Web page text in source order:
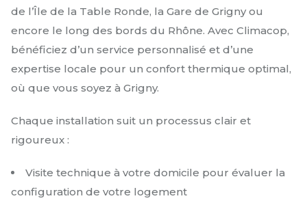
de l’Île de la Table Ronde, la Gare de Grigny ou
encore le long des bords du Rhône. Avec Climacop,
bénéficiez d’un service personnalisé et d’une
expertise locale pour un confort thermique optimal,
où que vous soyez à Grigny.
Chaque installation suit un processus clair et
rigoureux :
Visite technique à votre domicile pour évaluer la
configuration de votre logement